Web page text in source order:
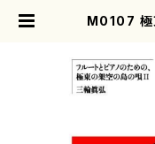
M0107 極